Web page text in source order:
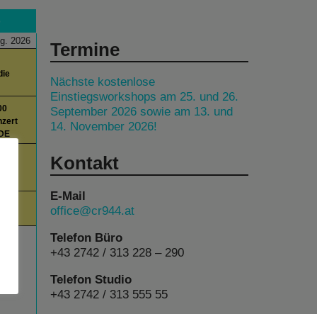
2026 Termine
Nächste kostenlose
Einstiegsworkshops am 25. und 26.
September 2026 sowie am 13. und
14. November 2026!
Kontakt
E-Mail
office@cr944.at
Telefon Büro
+43 2742 / 313 228 – 290
Telefon Studio
+43 2742 / 313 555 55